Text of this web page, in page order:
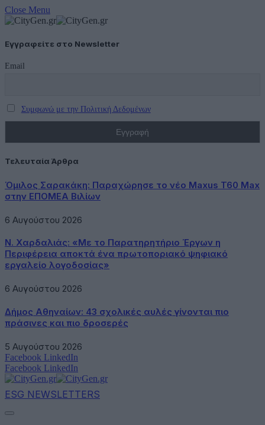
Close Menu
Εγγραφείτε στο Newsletter
Email
Συμφωνώ με την Πολιτική Δεδομένων
Τελευταία Άρθρα
Όμιλος Σαρακάκη: Παραχώρησε το νέο Maxus T60 Max
στην ΕΠΟΜΕΑ Βιλίων
6 Αυγούστου 2026
Ν. Χαρδαλιάς: «Με το Παρατηρητήριο Έργων η
Περιφέρεια αποκτά ένα πρωτοποριακό ψηφιακό
εργαλείο λογοδοσίας»
6 Αυγούστου 2026
Δήμος Αθηναίων: 43 σχολικές αυλές γίνονται πιο
πράσινες και πιο δροσερές
5 Αυγούστου 2026
Facebook LinkedIn
Facebook LinkedIn
ESG NEWSLETTERS